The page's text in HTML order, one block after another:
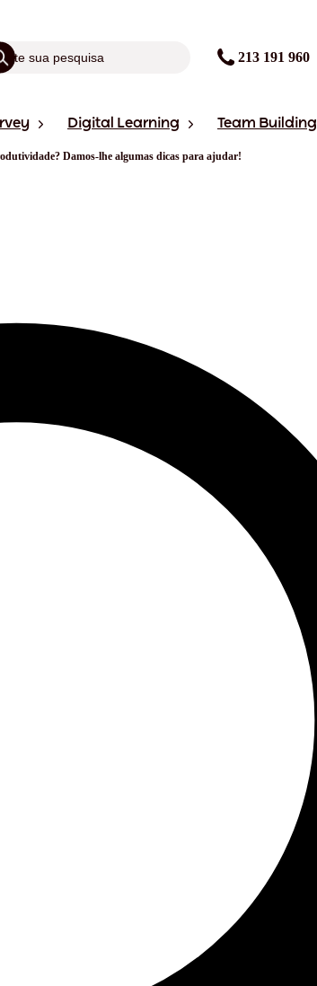
213 191 960
Digital Learning Team Building
Damos-lhe algumas dicas para ajudar!